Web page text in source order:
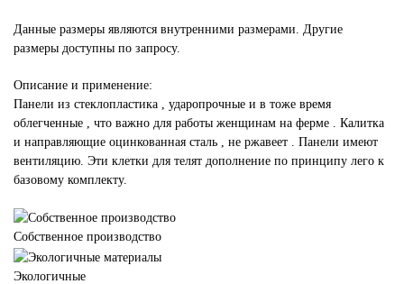
Данные размеры являются внутренними размерами. Другие
размеры доступны по запросу.
Описание и применение:
Панели из стеклопластика , ударопрочные и в тоже время
облегченные , что важно для работы женщинам на ферме . Калитка
и направляющие оцинкованная сталь , не ржавеет . Панели имеют
вентиляцию. Эти клетки для телят дополнение по принципу лего к
базовому комплекту.
Собственное производство
Экологичные